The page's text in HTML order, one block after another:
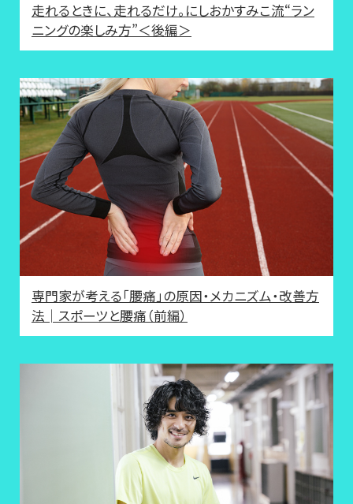
走れるときに、走れるだけ。にしおかすみこ流“ラン
ニングの楽しみ方”＜後編＞
専門家が考える「腰痛」の原因・メカニズム・改善方
法│スポーツと腰痛（前編）